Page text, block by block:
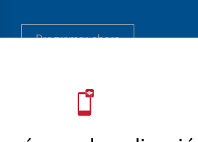
Programar ahora
Los productos de inversión y seguros: